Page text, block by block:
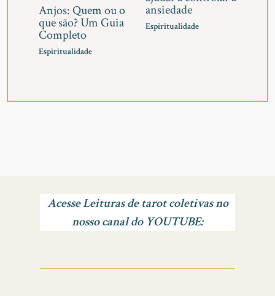
Anjos: Quem ou o
que são? Um Guia
Completo
Espiritualidade
ansiedade
Espiritualidade
Acesse Leituras de tarot coletivas no
nosso canal do YOUTUBE: